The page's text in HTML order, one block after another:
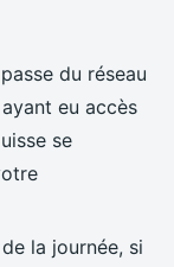
du réseau
eu accès
se
la journée, si